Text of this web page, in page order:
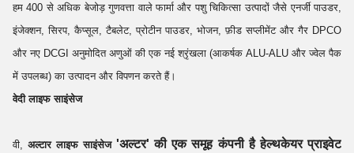
हम 400 से अधिक बेजोड़ गुणवत्ता वाले फार्मा और पशु चिकित्सा उत्पादों जैसे एनर्जी पाउडर,
इंजेक्शन, सिरप, कैप्सूल, टैबलेट, प्रोटीन पाउडर, भोजन, फ़ीड सप्लीमेंट और गैर DPCO
और नए DCGI अनुमोदित अणुओं की एक नई श्रृंखला (आकर्षक ALU-ALU और ज्वेल पैक
में उपलब्ध) का उत्पादन और विपणन करते हैं।
वेदी लाइफ साइंसेज
वी, अल्टार लाइफ साइंसेज 'अल्टर' की एक समूह कंपनी है हेल्थकेयर प्राइवेट